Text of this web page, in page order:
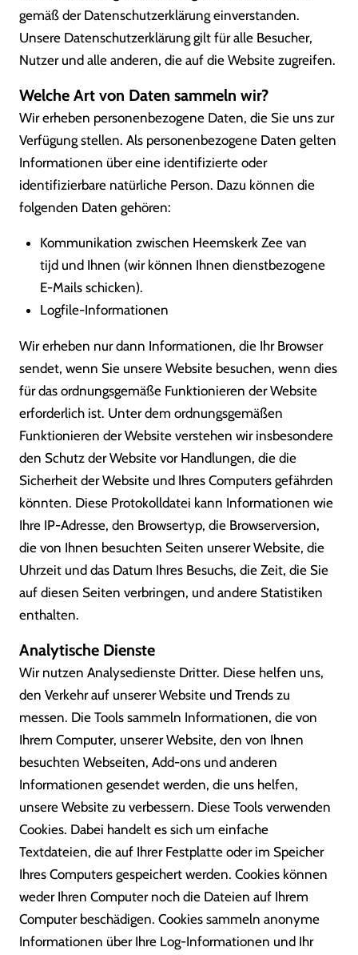
gemäß der Datenschutzerklärung einverstanden.
Unsere Datenschutzerklärung gilt für alle Besucher,
Nutzer und alle anderen, die auf die Website zugreifen.
Welche Art von Daten sammeln wir?
Wir erheben personenbezogene Daten, die Sie uns zur
Verfügung stellen. Als personenbezogene Daten gelten
Informationen über eine identifizierte oder
identifizierbare natürliche Person. Dazu können die
folgenden Daten gehören:
Kommunikation zwischen Heemskerk Zee van
tijd und Ihnen (wir können Ihnen dienstbezogene
E-Mails schicken).
Logfile-Informationen
Wir erheben nur dann Informationen, die Ihr Browser
sendet, wenn Sie unsere Website besuchen, wenn dies
für das ordnungsgemäße Funktionieren der Website
erforderlich ist. Unter dem ordnungsgemäßen
Funktionieren der Website verstehen wir insbesondere
den Schutz der Website vor Handlungen, die die
Sicherheit der Website und Ihres Computers gefährden
könnten. Diese Protokolldatei kann Informationen wie
Ihre IP-Adresse, den Browsertyp, die Browserversion,
die von Ihnen besuchten Seiten unserer Website, die
Uhrzeit und das Datum Ihres Besuchs, die Zeit, die Sie
auf diesen Seiten verbringen, und andere Statistiken
enthalten.
Analytische Dienste
Wir nutzen Analysedienste Dritter. Diese helfen uns,
den Verkehr auf unserer Website und Trends zu
messen. Die Tools sammeln Informationen, die von
Ihrem Computer, unserer Website, den von Ihnen
besuchten Webseiten, Add-ons und anderen
Informationen gesendet werden, die uns helfen,
unsere Website zu verbessern. Diese Tools verwenden
Cookies. Dabei handelt es sich um einfache
Textdateien, die auf Ihrer Festplatte oder im Speicher
Ihres Computers gespeichert werden. Cookies können
weder Ihren Computer noch die Dateien auf Ihrem
Computer beschädigen. Cookies sammeln anonyme
Informationen über Ihre Log-Informationen und Ihr